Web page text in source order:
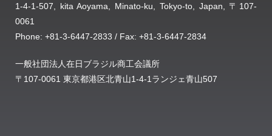
1-4-1-507, kita Aoyama, Minato-ku, Tokyo-to, Japan, 〒107-
0061
Phone: +81-3-6447-2833 / Fax: +81-3-6447-2834
一般社団法人在日ブラジル商工会議所
〒107-0061 東京都港区北青山1-4-1ランジェ青山507